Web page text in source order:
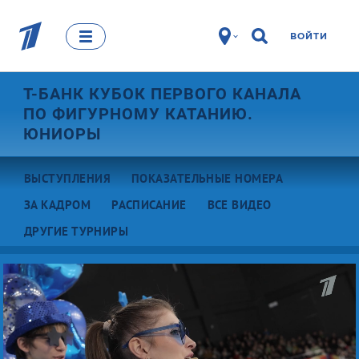
ВОЙТИ
Т-БАНК КУБОК ПЕРВОГО КАНАЛА
ПО ФИГУРНОМУ КАТАНИЮ.
ЮНИОРЫ
ВЫСТУПЛЕНИЯ
ПОКАЗАТЕЛЬНЫЕ НОМЕРА
ЗА КАДРОМ
РАСПИСАНИЕ
ВСЕ ВИДЕО
ДРУГИЕ ТУРНИРЫ